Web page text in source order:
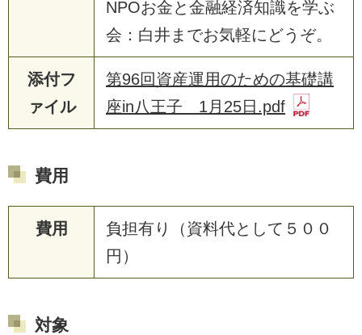
NPOお金と金融経済知識を学ぶ
会：白井までお気軽にどうぞ。
添付フ
ァイル
第96回資産運用のための基礎講
座in八王子 1月25日.pdf
費用
費用
負担有り（資料代として５００
円）
対象